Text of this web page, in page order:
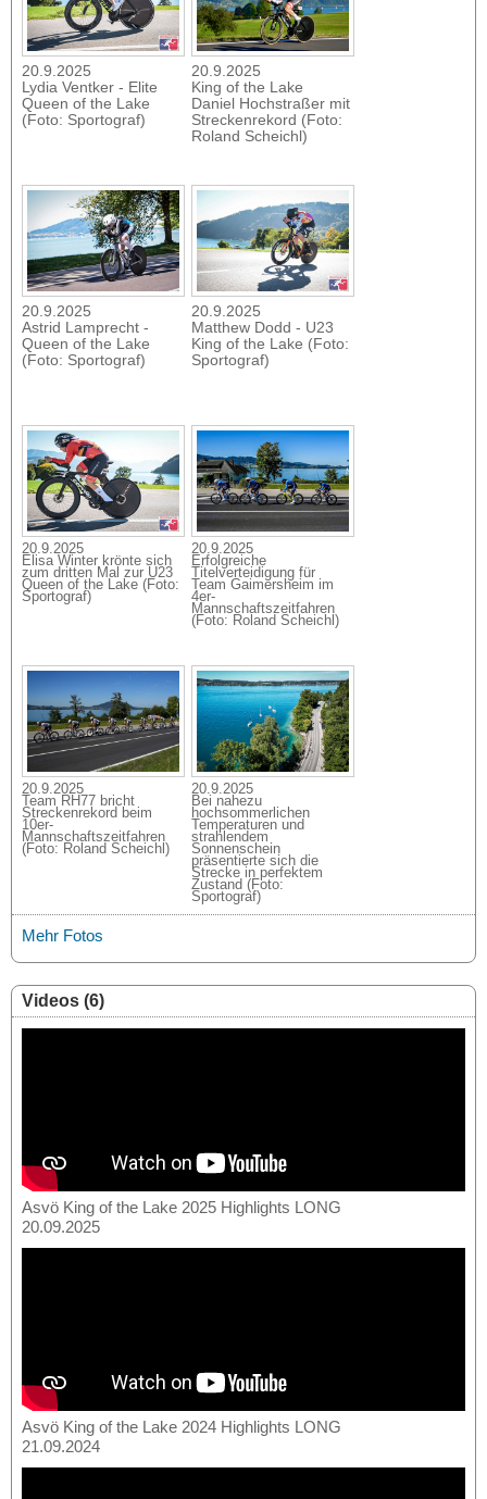
20.9.2025
Lydia Ventker - Elite
Queen of the Lake
(Foto: Sportograf)
20.9.2025
King of the Lake
Daniel Hochstraßer mit
Streckenrekord (Foto:
Roland Scheichl)
20.9.2025
Astrid Lamprecht -
Queen of the Lake
(Foto: Sportograf)
20.9.2025
Matthew Dodd - U23
King of the Lake (Foto:
Sportograf)
20.9.2025
Elisa Winter krönte sich
zum dritten Mal zur U23
Queen of the Lake (Foto:
Sportograf)
20.9.2025
Erfolgreiche
Titelverteidigung für
Team Gaimersheim im
4er-
Mannschaftszeitfahren
(Foto: Roland Scheichl)
20.9.2025
Team RH77 bricht
Streckenrekord beim
10er-
Mannschaftszeitfahren
(Foto: Roland Scheichl)
20.9.2025
Bei nahezu
hochsommerlichen
Temperaturen und
strahlendem
Sonnenschein
präsentierte sich die
Strecke in perfektem
Zustand (Foto:
Sportograf)
Mehr Fotos
Videos (6)
Asvö King of the Lake 2025 Highlights LONG
20.09.2025
Asvö King of the Lake 2024 Highlights LONG
21.09.2024